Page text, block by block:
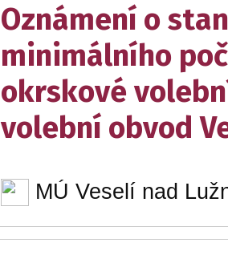
Oznámení o
minimálního
okrskové
volební obvod
MÚ Veselí nad